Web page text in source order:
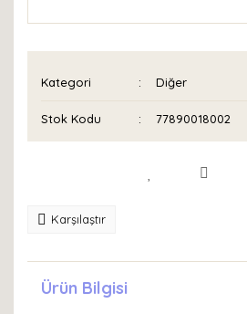
Kategori Diğer
Stok Kodu 77890018002
Karşılaştır
Ürün Bilgisi